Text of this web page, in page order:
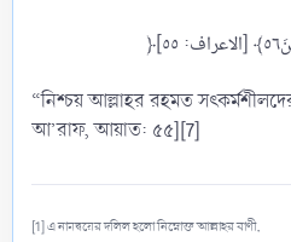
“নিশ্চয় আল্লাহর রহমত
আ’রাফ, আয়াত: ৫৫][7]
[1] এ নামদ্বয়ের দলিল হলো নিম্নোক্ত আল্লাহর বাণী,